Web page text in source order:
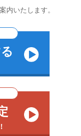
内いたします。